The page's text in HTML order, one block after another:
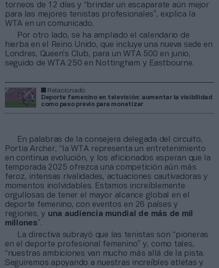
torneos de 12 días y “brindar un escaparate aún mejor
para las mejores tenistas profesionales”, explica la
WTA en un comunicado.
Por otro lado, se ha ampliado el calendario de
hierba en el Reino Unido, que incluye una nueva sede en
Londres, Queen's Club, para un WTA 500 en junio,
seguido de WTA 250 en Nottingham y Eastbourne.
Relacionado
Deporte femenino en televisión: aumentar la visibilidad
como paso previo para monetizar
En palabras de la consejera delegada del circuito,
Portia Archer, “la WTA representa un entretenimiento
en continua evolución, y los aficionados esperan que la
temporada 2025 ofrezca una competición aún más
feroz, intensas rivalidades, actuaciones cautivadoras y
momentos inolvidables. Estamos increíblemente
orgullosas de tener el mayor alcance global en el
deporte femenino, con eventos en 26 países y
regiones, y una audiencia mundial de más de mil
millones”.
La directiva subrayó que las tenistas son “pioneras
en el deporte profesional femenino” y, como tales,
“nuestras ambiciones van mucho más allá de la pista.
Seguiremos apoyando a nuestras increíbles atletas y